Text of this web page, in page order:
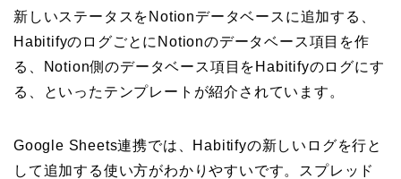
新しいステータスをNotionデータベースに追加する、
HabitifyのログごとにNotionのデータベース項目を作
る、Notion側のデータベース項目をHabitifyのログにす
る、といったテンプレートが紹介されています。
Google Sheets連携では、Habitifyの新しいログを行と
して追加する使い方がわかりやすいです。スプレッド